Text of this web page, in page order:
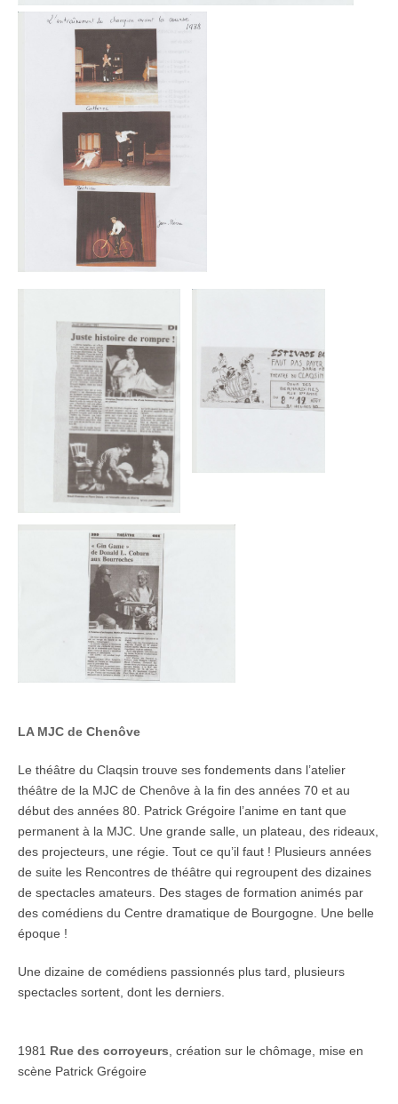
LA MJC de Chenôve
Le théâtre du Claqsin trouve ses fondements dans l’atelier
théâtre de la MJC de Chenôve à la fin des années 70 et au
début des années 80. Patrick Grégoire l’anime en tant que
permanent à la MJC. Une grande salle, un plateau, des rideaux,
des projecteurs, une régie. Tout ce qu’il faut ! Plusieurs années
de suite les Rencontres de théâtre qui regroupent des dizaines
de spectacles amateurs. Des stages de formation animés par
des comédiens du Centre dramatique de Bourgogne. Une belle
époque !
Une dizaine de comédiens passionnés plus tard, plusieurs
spectacles sortent, dont les derniers.
1981 Rue des corroyeurs , création sur le chômage, mise en
scène Patrick Grégoire